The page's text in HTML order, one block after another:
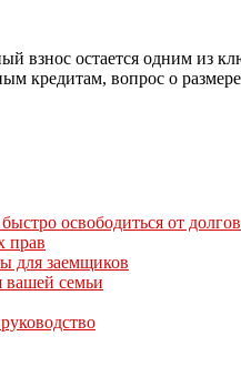
взнос остается одним из
кредитам, вопрос о
освободиться от долгов
прав
для заемщиков
вашей семьи